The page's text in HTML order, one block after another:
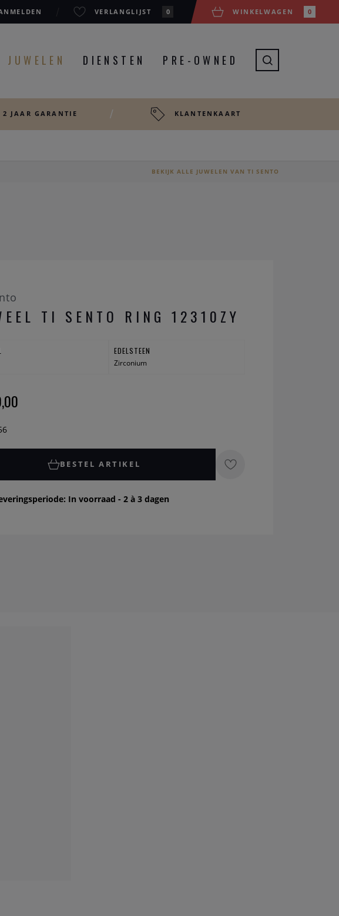
VERLANGLIJST 0 WINKELWAGEN 0
JUWELEN DIENSTEN PRE-OWNED
2 JAAR GARANTIE KLANTENKAART
BEKIJK ALLE JUWELEN VAN TI SENTO
TI SENTO RING 12310ZY
EDELSTEEN
Zirconium
BESTEL ARTIKEL
In voorraad - 2 à 3 dagen